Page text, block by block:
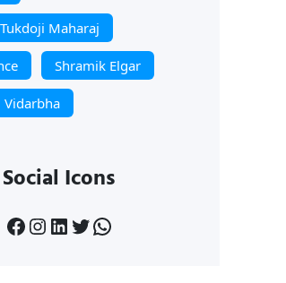
Maharaj
Shramik Elgar
Vidarbha
Social Icons
Facebook InstagramLinkedIn Twitter WhatsApp